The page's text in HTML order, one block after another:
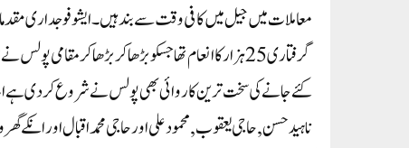
معاملات میں جیل میں کافی وقت سے بند ہیں۔ ایشو فوجداری
کئے جانے کی سخت ترین کاروائی بھی پولس نے شروع کر دی ہے
ناہید حسن, حاجی یعقوب, محمود علی اور حاجی محمد اقبال اور